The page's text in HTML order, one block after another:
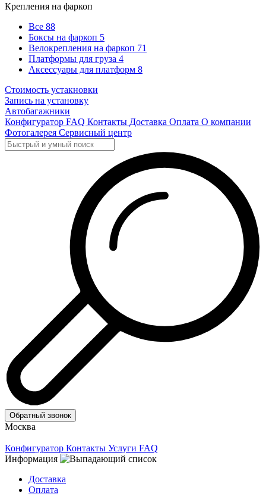
Крепления на фаркоп
Все 88
Боксы на фаркоп 5
Велокрепления на фаркоп 71
Платформы для груза 4
Аксессуары для платформ 8
Стоимость устакновки
Запись на установку
Автобагажники
Конфигуратор FAQ Контакты Доставка Оплата О компании
Фотогалерея Сервисный центр
Обратный звонок
Москва
Конфигуратор Контакты Услуги FAQ
Информация
Доставка
Оплата